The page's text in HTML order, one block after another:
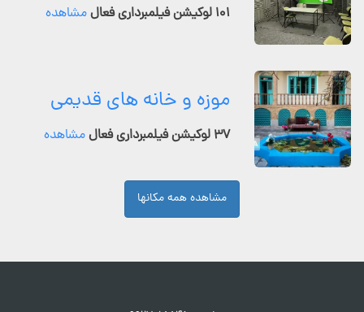
۱۰۱ لوکیشن فیلمبرداری فعال مشاهده
موزه و خانه های قدیمی
۳۷ لوکیشن فیلمبرداری فعال مشاهده
مشاهده همه مکانها